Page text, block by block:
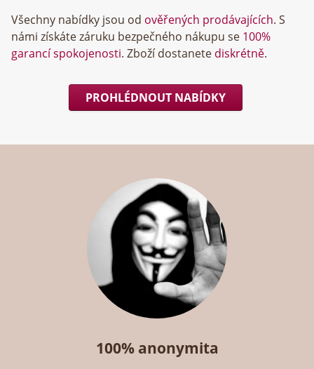
Všechny nabídky jsou od ověřených prodávajících. S
námi získáte záruku bezpečného nákupu se 100%
garancí spokojenosti. Zboží dostanete diskrétně.
PROHLÉDNOUT NABÍDKY
100% anonymita